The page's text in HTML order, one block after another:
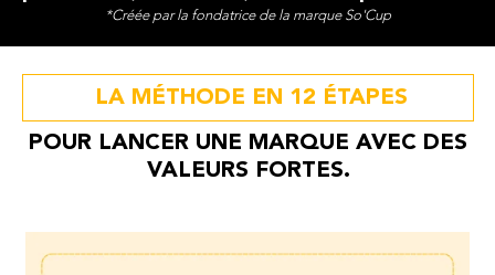
*Créée par la fondatrice de la marque So'Cup
LA MÉTHODE EN 12 ÉTAPES
POUR LANCER UNE MARQUE AVEC DES
VALEURS FORTES.